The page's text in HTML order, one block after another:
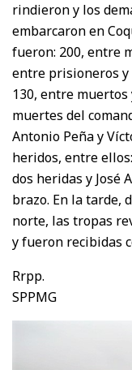
rindieron y los
embarcaron en
fueron: 200, entre
entre prisioneros y
130, entre
muertes del
Antonio Peña y
heridos, entre
dos heridas y José
brazo. En la tarde,
norte, las tropas
y fueron recibidas
Rrpp.
SPPMG